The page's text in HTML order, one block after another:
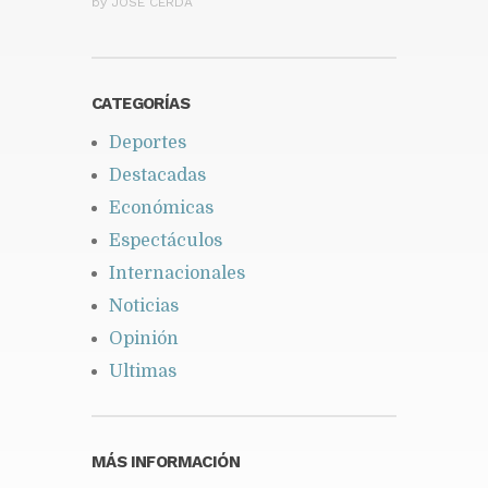
CATEGORÍAS
Deportes
Destacadas
Económicas
Espectáculos
Internacionales
Noticias
Opinión
Ultimas
MÁS INFORMACIÓN